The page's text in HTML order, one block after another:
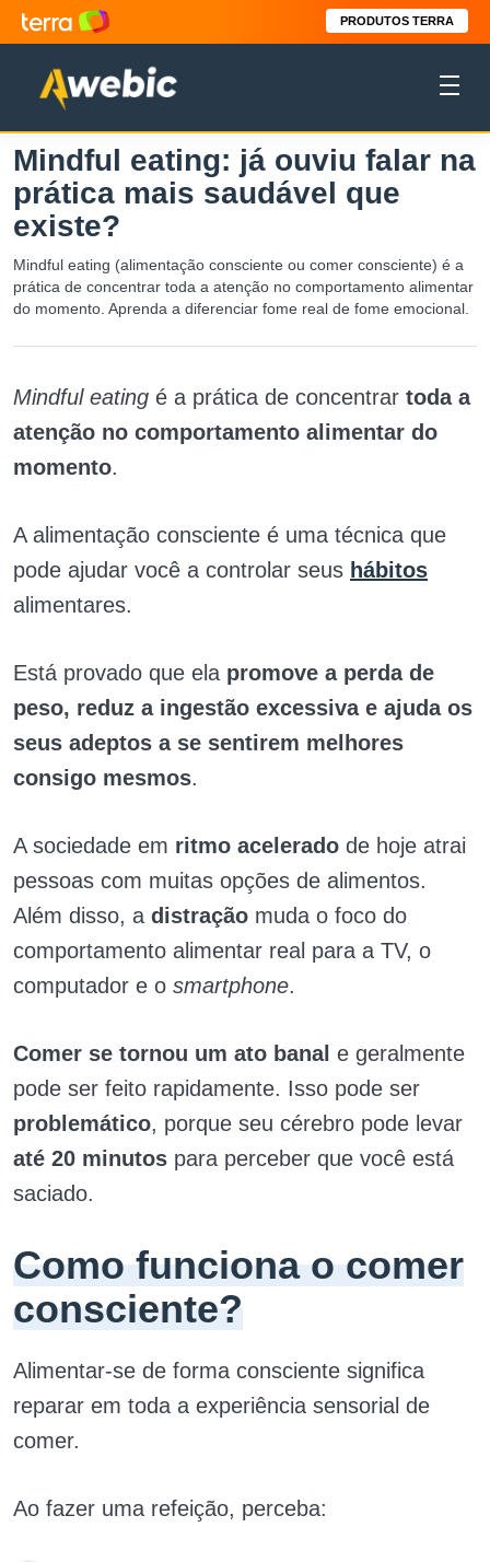
PRODUTOS TERRA
Mindful eating: já ouviu falar na
prática mais saudável que
existe?
Mindful eating (alimentação consciente ou comer consciente) é a
prática de concentrar toda a atenção no comportamento alimentar
do momento. Aprenda a diferenciar fome real de fome emocional.
Mindful eating é a prática de concentrar toda a
atenção no comportamento alimentar do
momento.
A alimentação consciente é uma técnica que
pode ajudar você a controlar seus hábitos
alimentares.
Está provado que ela promove a perda de
peso, reduz a ingestão excessiva e ajuda os
seus adeptos a se sentirem melhores
consigo mesmos.
A sociedade em ritmo acelerado de hoje atrai
pessoas com muitas opções de alimentos.
Além disso, a distração muda o foco do
comportamento alimentar real para a TV, o
computador e o smartphone.
Comer se tornou um ato banal e geralmente
pode ser feito rapidamente. Isso pode ser
problemático, porque seu cérebro pode levar
até 20 minutos para perceber que você está
saciado.
Como funciona o comer
consciente?
Alimentar-se de forma consciente significa
reparar em toda a experiência sensorial de
comer.
Ao fazer uma refeição, perceba: